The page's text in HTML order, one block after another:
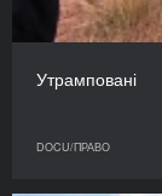
Утрамповані
DOCU/ПРАВО